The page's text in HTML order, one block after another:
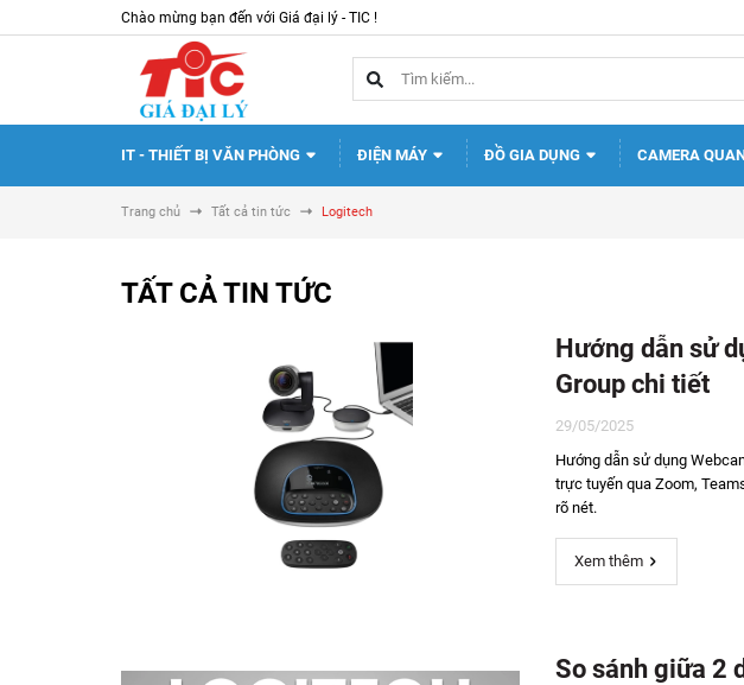
Chào mừng bạn đến với Giá đại lý - TIC !
IT - THIẾT BỊ VĂN PHÒNG ĐIỆN MÁY ĐỒ GIA DỤNG CAMERA
Trang chủ Tất cả tin tức Logitech
TẤT CẢ TIN TỨC
Hướng dẫn sử
Group chi tiết
29/05/2025
Hướng dẫn sử dụng
trực tuyến qua Zoom,
rõ nét.
Xem thêm
So sánh giữa 2